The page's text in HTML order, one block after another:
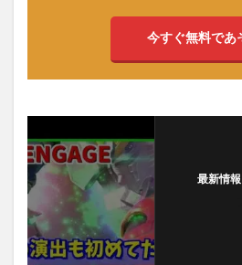
今すぐ無料であ
最新情